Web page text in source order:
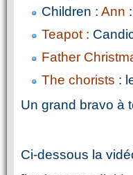
Children : Ann :
Teapot :
Father
The chorists :
Un grand bravo à
Ci-dessous la